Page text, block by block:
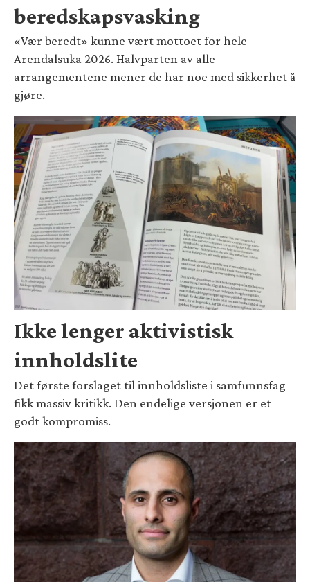
beredskapsvasking
«Vær beredt» kunne vært mottoet for hele
Arendalsuka 2026. Halvparten av alle
arrangementene mener de har noe med sikkerhet å
gjøre.
Ikke lenger aktivistisk
innholdslite
Det første forslaget til innholdsliste i samfunnsfag
fikk massiv kritikk. Den endelige versjonen er et
godt kompromiss.